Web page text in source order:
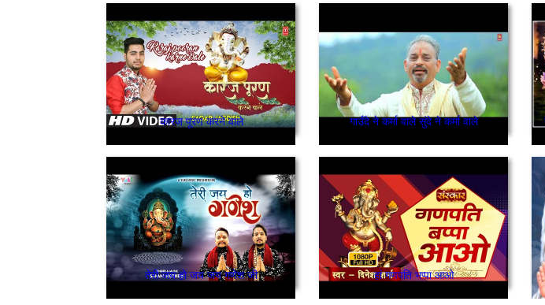
कारज पूरण करने वाले गाउँदे ने कर्मा वाले सुंदे ने कर्मा वाले
तेरी जय हो जय जय गणेश जी हां गणपति भप्पा आओ